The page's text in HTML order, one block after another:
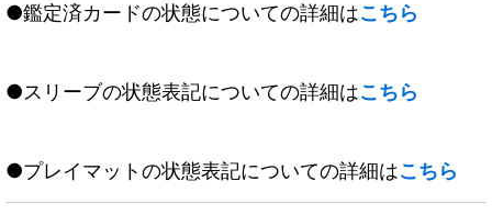
●鑑定済カードの状態についての詳細はこちら
●スリーブの状態表記についての詳細はこちら
●プレイマットの状態表記についての詳細はこちら